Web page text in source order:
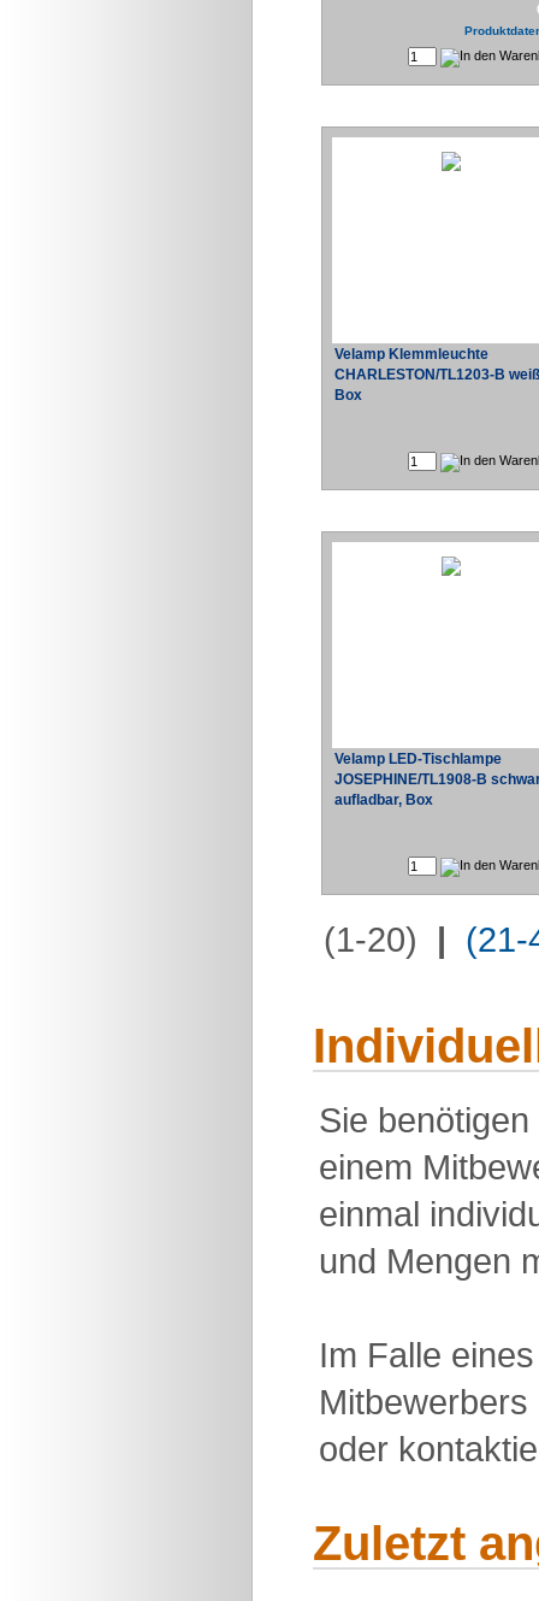
Velamp Klemmleuchte
CHARLESTON/TL1203-B
Box
Velamp LED-Tischlampe
JOSEPHINE/TL1908-B
aufladbar, Box
(1-20) | (21-
Sie
einem
einmal
und Mengen
Im Falle
oder
Zuletzt